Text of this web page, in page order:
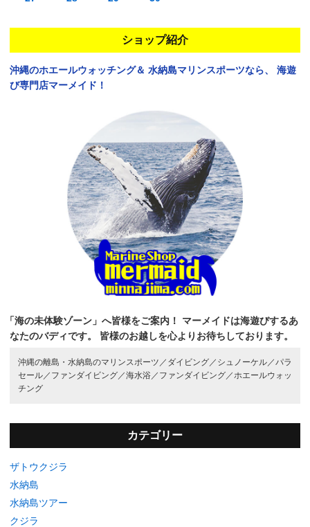
ショップ紹介
沖縄のホエールウォッチング＆ 水納島マリンスポーツなら、
海遊
び専門店マーメイド！
「海の未体験ゾーン」へ皆様をご案内！
マーメイドは海遊びするあ
なたのバディです。
皆様のお越しを心よりお待ちしております。
沖縄の離島・水納島のマリンスポーツ／ ダイビング／ シュノーケル／ パラ
セール／ ファンダイビング／海水浴／ ファンダイビング／ ホエールウォッ
チング
カテゴリー
ザトウクジラ
水納島
水納島ツアー
クジラ